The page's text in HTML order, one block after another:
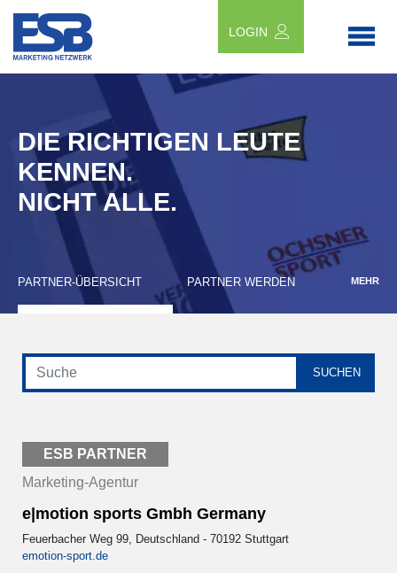
LOGIN
DIE RICHTIGEN LEUTE
KENNEN.
NICHT ALLE.
PARTNER-ÜBERSICHT PARTNER WERDEN MEHR
ESB PARTNER
Marketing-Agentur
e|motion sports Gmbh Germany
Feuerbacher Weg 99, Deutschland - 70192 Stuttgart
emotion-sport.de